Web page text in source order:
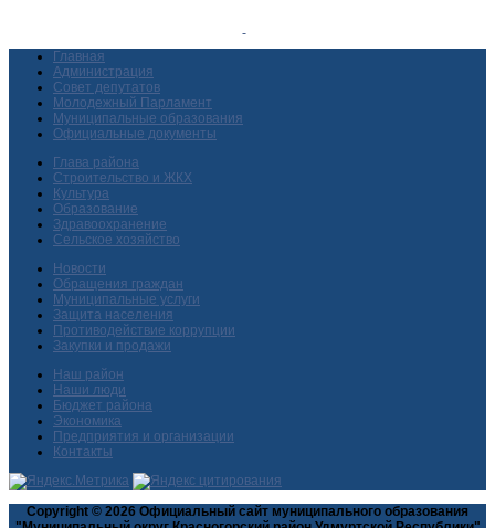
Главная
Администрация
Совет депутатов
Молодежный Парламент
Муниципальные образования
Официальные документы
Глава района
Строительство и ЖКХ
Культура
Образование
Здравоохранение
Сельское хозяйство
Новости
Обращения граждан
Муниципальные услуги
Защита населения
Противодействие коррупции
Закупки и продажи
Наш район
Наши люди
Бюджет района
Экономика
Предприятия и организации
Контакты
Copyright © 2026 Официальный сайт муниципального образования